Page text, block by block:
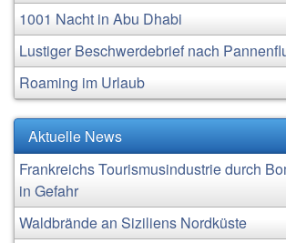
1001 Nacht in Abu Dhabi
Lustiger Beschwerdebrief nach
Roaming im Urlaub
Aktuelle News
Frankreichs Tourismusindustrie durch
in Gefahr
Waldbrände an Siziliens Nordküste